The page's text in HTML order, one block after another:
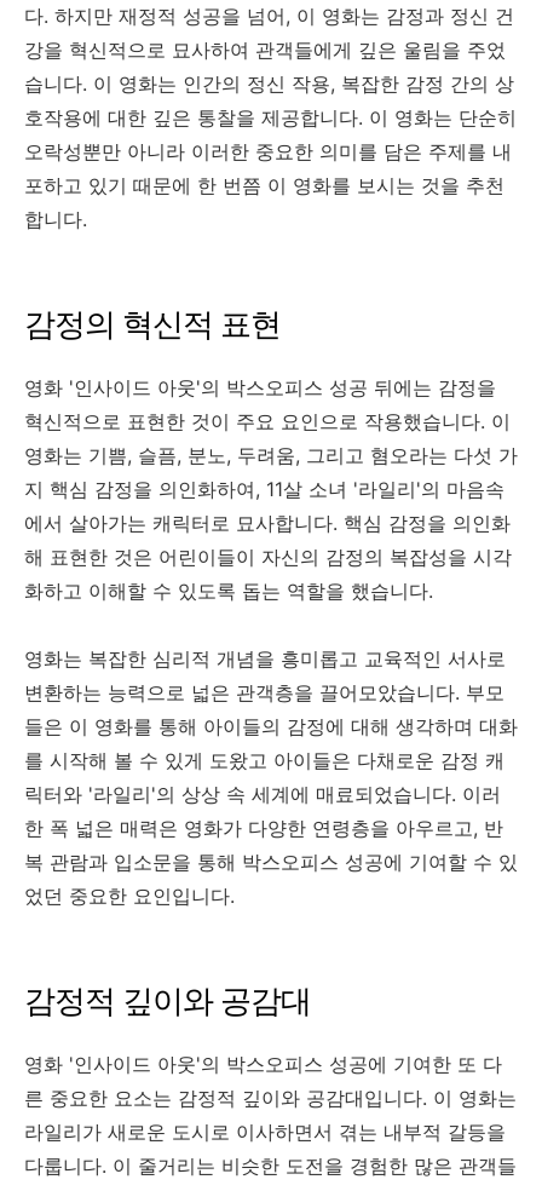
다. 하지만 재정적 성공을 넘어, 이 영화는 감정과 정신 건
강을 혁신적으로 묘사하여 관객들에게 깊은 울림을 주었
습니다. 이 영화는 인간의 정신 작용, 복잡한 감정 간의 상
호작용에 대한 깊은 통찰을 제공합니다. 이 영화는 단순히
오락성뿐만 아니라 이러한 중요한 의미를 담은 주제를 내
포하고 있기 때문에 한 번쯤 이 영화를 보시는 것을 추천
합니다.
감정의 혁신적 표현
영화 '인사이드 아웃'의 박스오피스 성공 뒤에는 감정을
혁신적으로 표현한 것이 주요 요인으로 작용했습니다. 이
영화는 기쁨, 슬픔, 분노, 두려움, 그리고 혐오라는 다섯 가
지 핵심 감정을 의인화하여, 11살 소녀 '라일리'의 마음속
에서 살아가는 캐릭터로 묘사합니다. 핵심 감정을 의인화
해 표현한 것은 어린이들이 자신의 감정의 복잡성을 시각
화하고 이해할 수 있도록 돕는 역할을 했습니다.
영화는 복잡한 심리적 개념을 흥미롭고 교육적인 서사로
변환하는 능력으로 넓은 관객층을 끌어모았습니다. 부모
들은 이 영화를 통해 아이들의 감정에 대해 생각하며 대화
를 시작해 볼 수 있게 도왔고 아이들은 다채로운 감정 캐
릭터와 '라일리'의 상상 속 세계에 매료되었습니다. 이러
한 폭 넓은 매력은 영화가 다양한 연령층을 아우르고, 반
복 관람과 입소문을 통해 박스오피스 성공에 기여할 수 있
었던 중요한 요인입니다.
감정적 깊이와 공감대
영화 '인사이드 아웃'의 박스오피스 성공에 기여한 또 다
른 중요한 요소는 감정적 깊이와 공감대입니다. 이 영화는
라일리가 새로운 도시로 이사하면서 겪는 내부적 갈등을
다룹니다. 이 줄거리는 비슷한 도전을 경험한 많은 관객들